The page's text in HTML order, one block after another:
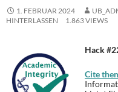
1. FEBRUAR 2024
HINTERLASSEN
1.863 VIEWS
Hack
Cite